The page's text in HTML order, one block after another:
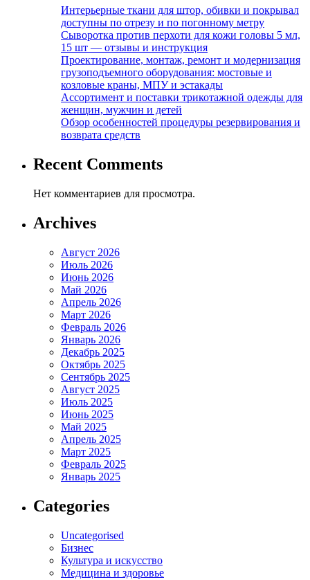
Интерьерные ткани для штор, обивки и покрывал
доступны по отрезу и по погонному метру
Сыворотка против перхоти для кожи головы 5 мл,
15 шт — отзывы и инструкция
Проектирование, монтаж, ремонт и модернизация
грузоподъемного оборудования: мостовые и
козловые краны, МПУ и эстакады
Ассортимент и поставки трикотажной одежды для
женщин, мужчин и детей
Обзор особенностей процедуры резервирования и
возврата средств
Recent Comments
Нет комментариев для просмотра.
Archives
Август 2026
Июль 2026
Июнь 2026
Май 2026
Апрель 2026
Март 2026
Февраль 2026
Январь 2026
Декабрь 2025
Октябрь 2025
Сентябрь 2025
Август 2025
Июль 2025
Июнь 2025
Май 2025
Апрель 2025
Март 2025
Февраль 2025
Январь 2025
Categories
Uncategorised
Бизнес
Культура и искусство
Медицина и здоровье